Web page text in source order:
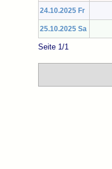
24.10.2025 Fr
25.10.2025 Sa
Seite 1/1